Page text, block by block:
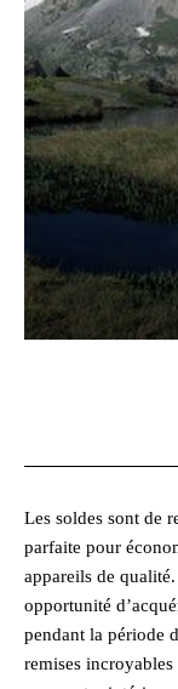
Les soldes sont de
parfaite pour
appareils de
opportunité
pendant la période
remises